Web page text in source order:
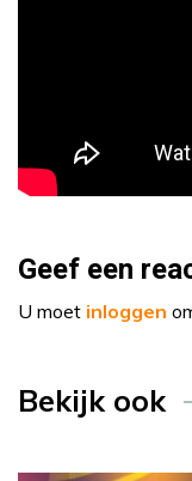
Geef een
U moet inloggen
Bekijk ook